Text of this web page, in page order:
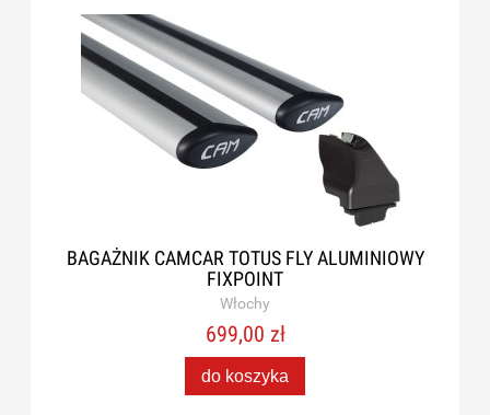
BAGAŻNIK CAMCAR TOTUS FLY ALUMINIOWY
FIXPOINT
Włochy
699,00 zł
do koszyka